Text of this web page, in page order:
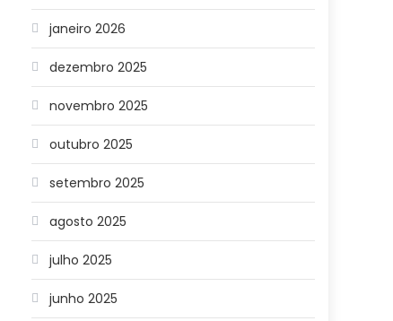
janeiro 2026
dezembro 2025
novembro 2025
outubro 2025
setembro 2025
agosto 2025
julho 2025
junho 2025